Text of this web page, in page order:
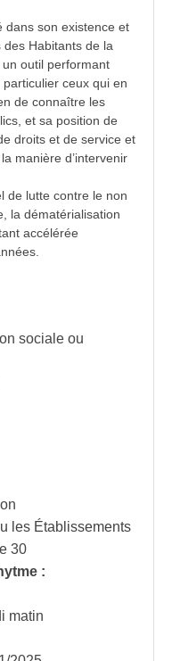
dans son existence et
Habitants de la
un outil performant
ceux qui en
de connaître les
et sa position de
droits et de service et
manière d’intervenir
de lutte contre le non
la dématérialisation
accélérée
sociale ou
les Établissements
30
:
matin